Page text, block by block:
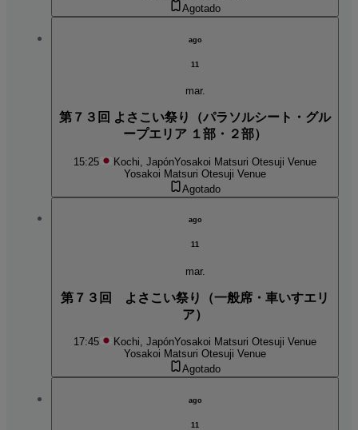
Agotado
ago
11
mar.
第７３回 よさこい祭り（パラソルシート・グル
ープエリア １部・２部）
15:25 Kochi, JapónYosakoi Matsuri Otesuji Venue
Yosakoi Matsuri Otesuji Venue
Agotado
ago
11
mar.
第７３回 よさこい祭り（一般席・車いすエリ
ア）
17:45 Kochi, JapónYosakoi Matsuri Otesuji Venue
Yosakoi Matsuri Otesuji Venue
Agotado
ago
11